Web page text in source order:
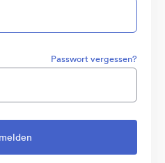
Passwort vergessen?